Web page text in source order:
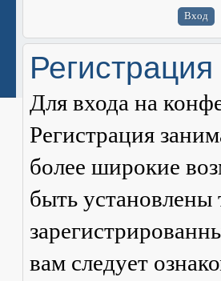
Регистрация
Для входа на
Регистрация
более широкие
быть
вам следует